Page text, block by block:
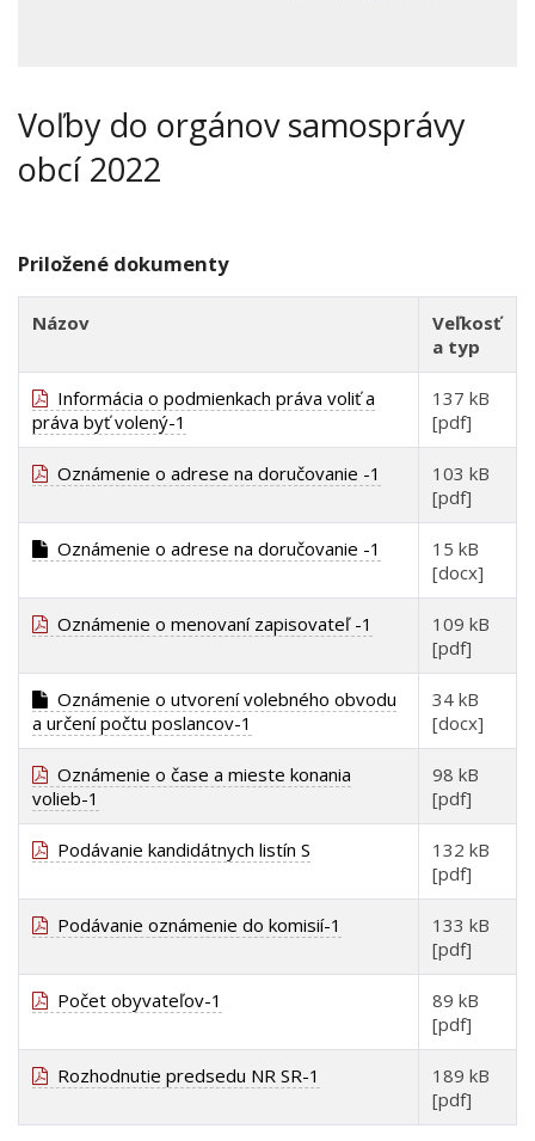
Voľby do orgánov samosprávy
obcí 2022
Priložené dokumenty
Názov
Veľkosť
a typ
Informácia o podmienkach práva voliť a
práva byť volený-1
137 kB
[pdf]
Oznámenie o adrese na doručovanie -1
103 kB
[pdf]
Oznámenie o adrese na doručovanie -1
15 kB
[docx]
Oznámenie o menovaní zapisovateľ -1
109 kB
[pdf]
Oznámenie o utvorení volebného obvodu
a určení počtu poslancov-1
34 kB
[docx]
Oznámenie o čase a mieste konania
volieb-1
98 kB
[pdf]
Podávanie kandidátnych listín S
132 kB
[pdf]
Podávanie oznámenie do komisií-1
133 kB
[pdf]
Počet obyvateľov-1
89 kB
[pdf]
Rozhodnutie predsedu NR SR-1
189 kB
[pdf]